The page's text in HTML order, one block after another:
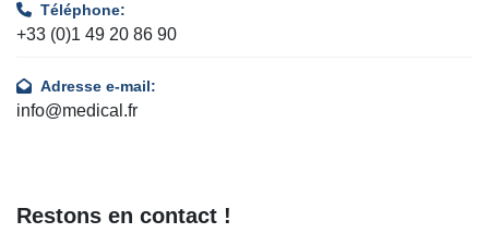
Téléphone:
+33 (0)1 49 20 86 90
Adresse e-mail:
info@medical.fr
Restons en contact !